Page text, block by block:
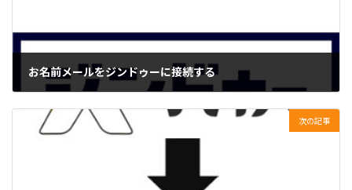
お名前メールをジンドゥーに接続する
次の記事